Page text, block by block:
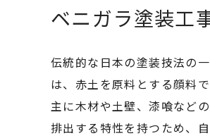
ベニガラ塗装工
伝統的な日本の塗装技法の
は、赤土を原料とする顔料
主に木材や土壁、漆喰など
排出する特性を持つため、